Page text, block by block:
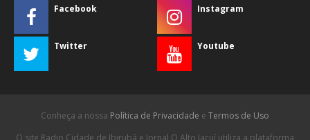
Facebook Instagram
Twitter Youtube
Conheça a nossa Política de Privacidade e Termos de Uso
O site Radio Cidade de Ibirubá e Jornal O Alto Jacuí utiliza a plataforma